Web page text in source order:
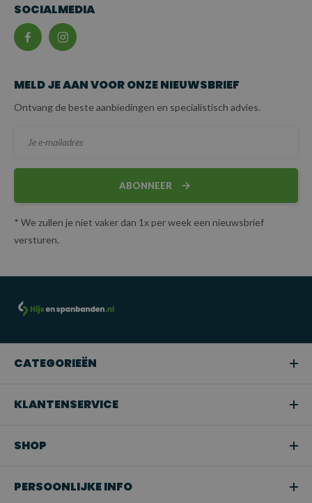
SOCIALMEDIA
MELD JE AAN VOOR ONZE NIEUWSBRIEF
Ontvang de beste aanbiedingen en specialistisch advies.
ABONNEER
* We zullen je niet vaker dan 1x per week een nieuwsbrief
versturen.
CATEGORIEËN
KLANTENSERVICE
SHOP
PERSOONLIJKE INFO